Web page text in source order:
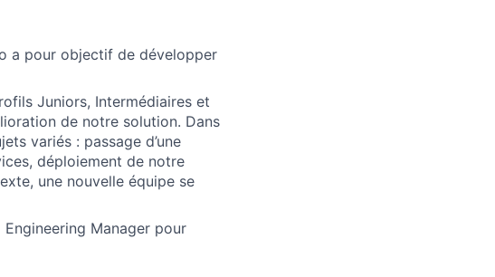
a pour objectif de développer
Juniors, Intermédiaires et
de notre solution. Dans
variés : passage d’une
déploiement de notre
une nouvelle équipe se
Manager pour